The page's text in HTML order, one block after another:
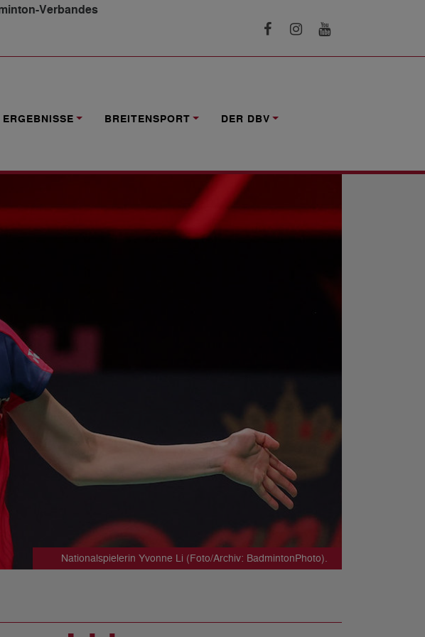
Verbandes
ERGEBNISSE BREITENSPORT DER DBV
Nationalspielerin Yvonne Li (Foto/Archiv: BadmintonPhoto).